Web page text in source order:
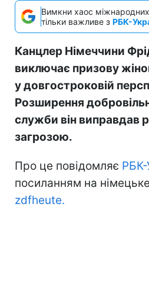
Вимкни хаос
тільки важливе з РБК-
Канцлер Німеччини
виключає призову
у довгостроковій
Розширення
служби він виправдав
загрозою.
Про це повідомляє РБК-
посиланням на
zdfheute.